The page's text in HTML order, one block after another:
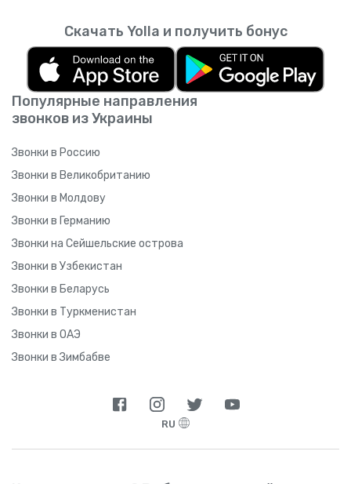
Популярные направления
звонков из Украины
Звонки в Россию
Звонки в Великобританию
Звонки в Молдову
Звонки в Германию
Звонки на Сейшельские острова
Звонки в Узбекистан
Звонки в Беларусь
Звонки в Туркменистан
Звонки в ОАЭ
Звонки в Зимбабве
Скачать Yolla и получить бонус
RU